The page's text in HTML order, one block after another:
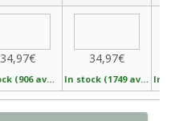
34,97€
In stock (906 available)
34,97€
In stock (1749 available)